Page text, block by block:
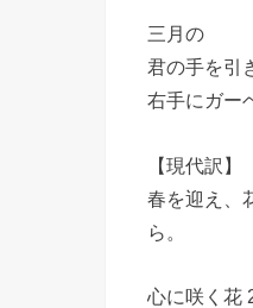
三月の
君の手を引
右手にガー
【現代訳】
春を迎え、
ら。
心に咲く花